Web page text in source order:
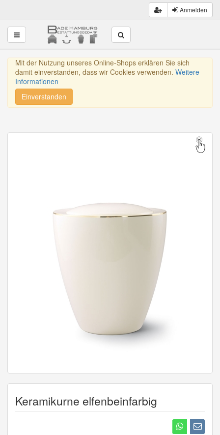
Anmelden
Toggle navigation
Mit der Nutzung unseres Online-Shops erklären Sie sich
damit einverstanden, dass wir Cookies verwenden. Weitere
Informationen
Einverstanden
Keramikurne elfenbeinfarbig